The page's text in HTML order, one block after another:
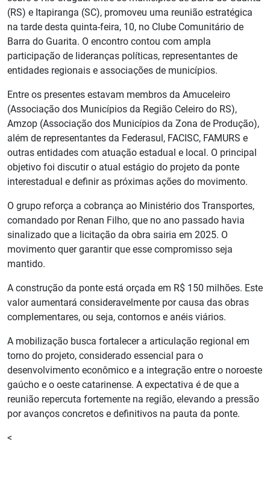
(RS) e Itapiranga (SC), promoveu uma reunião estratégica
na tarde desta quinta-feira, 10, no Clube Comunitário de
Barra do Guarita. O encontro contou com ampla
participação de lideranças políticas, representantes de
entidades regionais e associações de municípios.
Entre os presentes estavam membros da Amuceleiro
(Associação dos Municípios da Região Celeiro do RS),
Amzop (Associação dos Municípios da Zona de Produção),
além de representantes da Federasul, FACISC, FAMURS e
outras entidades com atuação estadual e local. O principal
objetivo foi discutir o atual estágio do projeto da ponte
interestadual e definir as próximas ações do movimento.
O grupo reforça a cobrança ao Ministério dos Transportes,
comandado por Renan Filho, que no ano passado havia
sinalizado que a licitação da obra sairia em 2025. O
movimento quer garantir que esse compromisso seja
mantido.
A construção da ponte está orçada em R$ 150 milhões. Este
valor aumentará consideravelmente por causa das obras
complementares, ou seja, contornos e anéis viários.
A mobilização busca fortalecer a articulação regional em
torno do projeto, considerado essencial para o
desenvolvimento econômico e a integração entre o noroeste
gaúcho e o oeste catarinense. A expectativa é de que a
reunião repercuta fortemente na região, elevando a pressão
por avanços concretos e definitivos na pauta da ponte.
<